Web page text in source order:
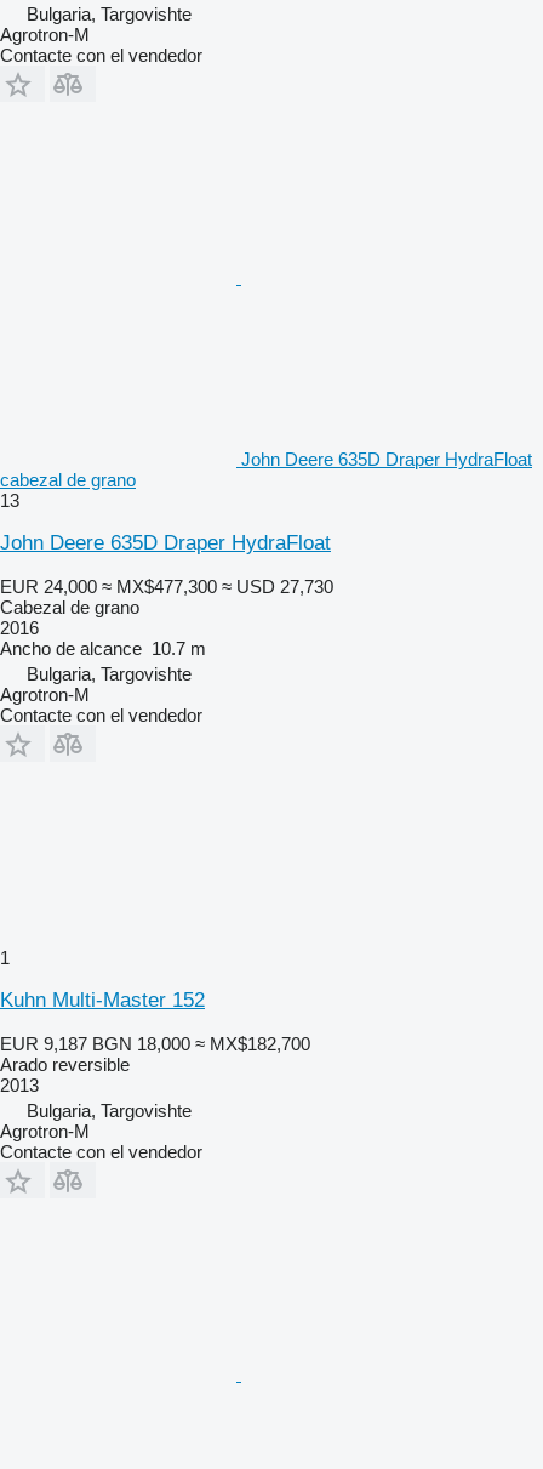
Bulgaria, Targovishte
Agrotron-M
Contacte con el vendedor
John Deere 635D Draper HydraFloat
cabezal de grano
13
John Deere 635D Draper HydraFloat
EUR 24,000 ≈ MX$477,300 ≈ USD 27,730
Cabezal de grano
2016
Ancho de alcance 10.7 m
Bulgaria, Targovishte
Agrotron-M
Contacte con el vendedor
1
Kuhn Multi-Master 152
EUR 9,187 BGN 18,000 ≈ MX$182,700
Arado reversible
2013
Bulgaria, Targovishte
Agrotron-M
Contacte con el vendedor